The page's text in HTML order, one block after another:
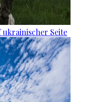
ukrainischer Seite